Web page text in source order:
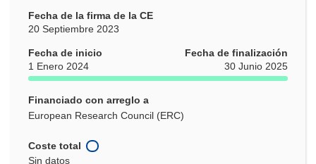
Fecha de la firma de la CE
20 Septiembre 2023
Fecha de inicio
1 Enero 2024
Fecha de finalización
30 Junio 2025
Financiado con arreglo a
European Research Council (ERC)
Coste total
Sin datos